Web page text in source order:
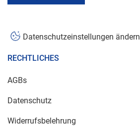
Datenschutzeinstellungen ändern
RECHTLICHES
AGBs
Datenschutz
Widerrufsbelehrung